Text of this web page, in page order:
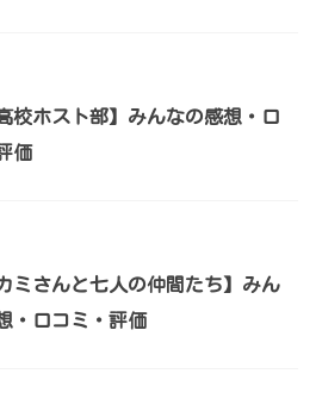
校ホスト部】みんなの感想・口
価
ミさんと七人の仲間たち】みん
・口コミ・評価